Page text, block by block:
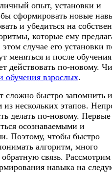
опыт, установки и
сформировать новые
и убедиться на
которые ему
случае его установки
меняться и после
действовать по-новому.
обучения взрослых.
сложно быстро запомнить и
нескольких этапов.
делать по-новому. Первые
осознаваемыми и
Поэтому, чтобы быстро
алгоритм, много
связь. Рассмотрим
навыка на